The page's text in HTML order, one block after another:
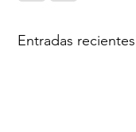
Entradas recientes